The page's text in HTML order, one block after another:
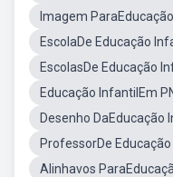
Imagem
EscolaDe Educação
EscolasDe Educação
Educação InfantilEm
Desenho DaEducação
ProfessorDe Educação
Alinhavos